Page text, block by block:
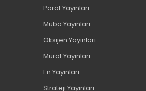
Cassa (11)
Cem (2)
Comix (1)
Craft And Arts (2)
Paraf Yayınları
Muba Yayınları
Oksijen Yayınları
Murat Yayınları
En Yayınları
Strateji Yayınları